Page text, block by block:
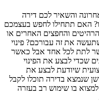
והשאיר לכם דירה
האם תתחילו לחפש בעצמכם
והחפצים האחרים או
את זה עבורכם? פינוי
לתת לכל אחד אבל כאשר
שכדי לבצע את הפינוי
שיודעת לבצע את
שנמצא בדירה תוכלו לקבל
בו שימוש רב בעזרה